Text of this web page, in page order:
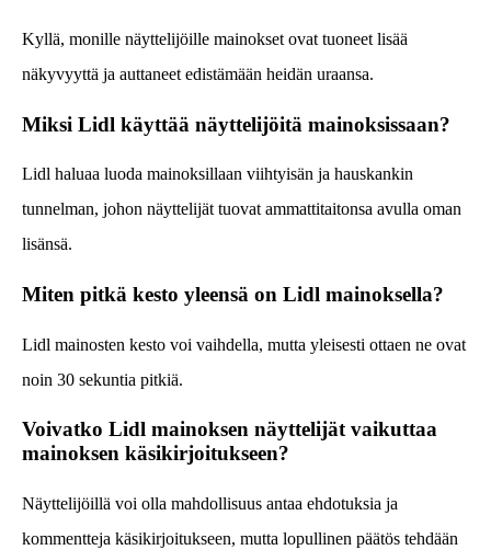
Kyllä, monille näyttelijöille mainokset ovat tuoneet lisää
näkyvyyttä ja auttaneet edistämään heidän uraansa.
Miksi Lidl käyttää näyttelijöitä mainoksissaan?
Lidl haluaa luoda mainoksillaan viihtyisän ja hauskankin
tunnelman, johon näyttelijät tuovat ammattitaitonsa avulla oman
lisänsä.
Miten pitkä kesto yleensä on Lidl mainoksella?
Lidl mainosten kesto voi vaihdella, mutta yleisesti ottaen ne ovat
noin 30 sekuntia pitkiä.
Voivatko Lidl mainoksen näyttelijät vaikuttaa
mainoksen käsikirjoitukseen?
Näyttelijöillä voi olla mahdollisuus antaa ehdotuksia ja
kommentteja käsikirjoitukseen, mutta lopullinen päätös tehdään